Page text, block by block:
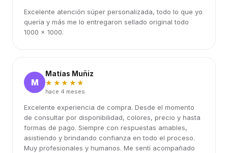
Excelente atención súper personalizada, todo lo que yo
quería y más me lo entregaron sellado original todo
1000 x 1000.
M
Matías Muñiz
★★★★★
hace 4 meses
Excelente experiencia de compra. Desde el momento
de consultar por disponibilidad, colores, precio y hasta
formas de pago. Siempre con respuestas amables,
asistiendo y brindando confianza en todo el proceso.
Muy profesionales y humanos. Me sentí acompañado